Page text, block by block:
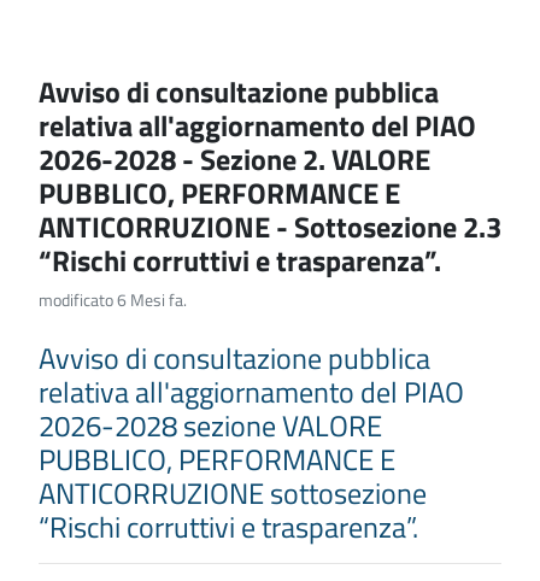
Avviso di consultazione pubblica
relativa all'aggiornamento del PIAO
2026-2028 - Sezione 2. VALORE
PUBBLICO, PERFORMANCE E
ANTICORRUZIONE - Sottosezione 2.3
“Rischi corruttivi e trasparenza”.
modificato 6 Mesi fa.
Avviso di consultazione pubblica
relativa all'aggiornamento del PIAO
2026-2028 sezione VALORE
PUBBLICO, PERFORMANCE E
ANTICORRUZIONE sottosezione
“Rischi corruttivi e trasparenza”.